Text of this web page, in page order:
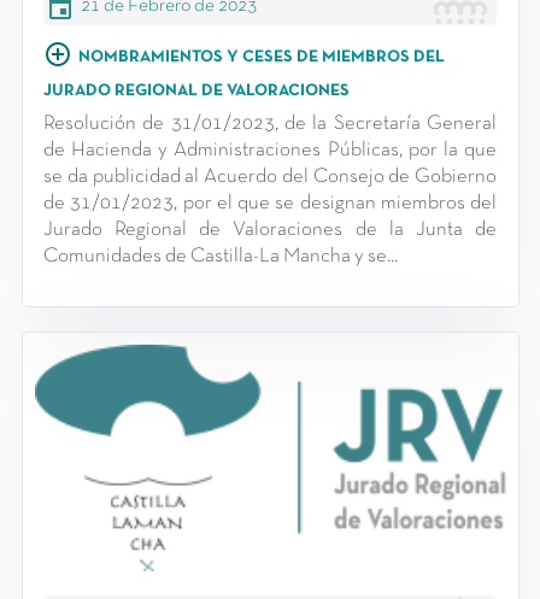
event 21 de Febrero de 2023
add_circle_outline NOMBRAMIENTOS Y CESES DE MIEMBROS DEL
JURADO REGIONAL DE VALORACIONES
Resolución de 31/01/2023, de la Secretaría General
de Hacienda y Administraciones Públicas, por la que
se da publicidad al Acuerdo del Consejo de Gobierno
de 31/01/2023, por el que se designan miembros del
Jurado Regional de Valoraciones de la Junta de
Comunidades de Castilla-La Mancha y se...